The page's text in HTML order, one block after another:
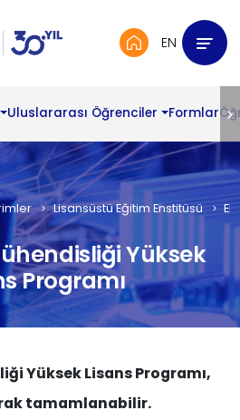
EN
Uluslararası Öğrenciler Formlar
Lisansüstü Eğitim Enstitüsü
Yüksek
Programı
Yüksek Lisans Programı,
tamamlanabilir.